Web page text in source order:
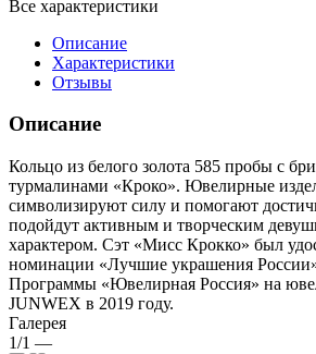
Все характеристики
Описание
Характеристики
Отзывы
Описание
Кольцо из белого золота 585 пробы с
турмалинами «Кроко». Ювелирные
символизируют силу и помогают
подойдут активным и творческим
характером. Сэт «Мисс Крокко» был
номинации «Лучшие украшения
Программы «Ювелирная Россия» на
JUNWEX в 2019 году.
Галерея
1/1 —